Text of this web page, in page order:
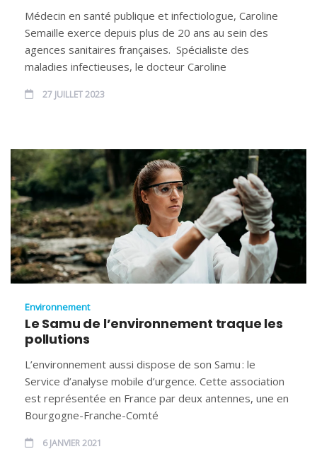
Médecin en santé publique et infectiologue, Caroline
Semaille exerce depuis plus de 20 ans au sein des
agences sanitaires françaises. Spécialiste des
maladies infectieuses, le docteur Caroline
27 JUILLET 2023
Environnement
Le Samu de l’environnement traque les
pollutions
L’environnement aussi dispose de son Samu : le
Service d’analyse mobile d’urgence. Cette association
est représentée en France par deux antennes, une en
Bourgogne-Franche-Comté
6 JANVIER 2021